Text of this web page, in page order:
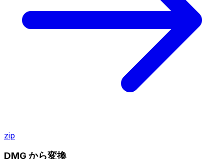
zip
DMG から変換